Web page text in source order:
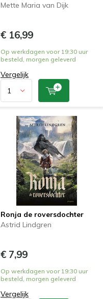
Mette Maria van Dijk
€ 16,99
Op werkdagen voor 19:30 uur
besteld, morgen geleverd
Vergelijk
Ronja de roversdochter
Astrid Lindgren
€ 7,99
Op werkdagen voor 19:30 uur
besteld, morgen geleverd
Vergelijk